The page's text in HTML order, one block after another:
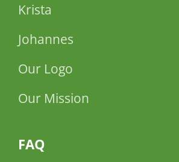
Krista
Johannes
Our Logo
Our Mission
FAQ